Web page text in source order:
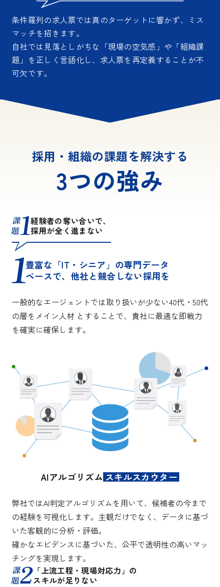
条件羅列の求人票では真のターゲットに響かず、ミス
マッチを招きます。
自社では見落としがちな「現場の空気感」や「組織課
題」を正しく言語化し、求人票を再定義することが不
可欠です。
採用・組織の課題を解決する
3つの強み
課
題
経験者の奪い合いで、
採用が全く進まない
豊富な「IT・シニア」の専門データ
ベースで、他社と競合しない採用を
一般的なエージェントでは取り扱いが少ない40代・50代
の層をメイン人材 とすることで、貴社に最適な即戦力
を確実に確保します。
AIアルゴリズム スキルスカウター
弊社ではAI判定アルゴリズムを用いて、候補者の今まで
の経験を可視化します。主観だけでなく、データに基づ
いた客観的に分析・評価。
確かなエビデンスに基づいた、公平で透明性の高いマッ
チングを実現します。
課
題
「上流工程・現場対応力」の
スキルが足りない